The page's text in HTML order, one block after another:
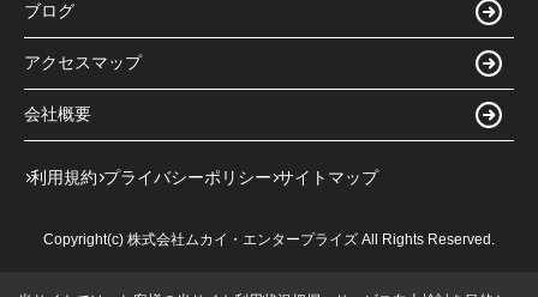
ブログ
アクセスマップ
会社概要
利用規約 プライバシーポリシー サイトマップ
Copyright(c) 株式会社ムカイ・エンタープライズ All Rights Reserved.